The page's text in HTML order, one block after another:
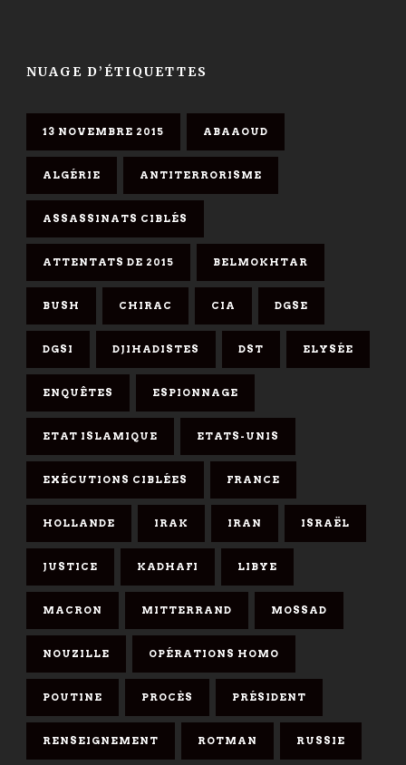
NUAGE D’ÉTIQUETTES
13 NOVEMBRE 2015 ABAAOUD
ALGÉRIE ANTITERRORISME
ASSASSINATS CIBLÉS
ATTENTATS DE 2015 BELMOKHTAR
BUSH CHIRAC CIA DGSE
DGSI DJIHADISTES DST ELYSÉE
ENQUÊTES ESPIONNAGE
ETAT ISLAMIQUE ETATS-UNIS
EXÉCUTIONS CIBLÉES FRANCE
HOLLANDE IRAK IRAN ISRAËL
JUSTICE KADHAFI LIBYE
MACRON MITTERRAND MOSSAD
NOUZILLE OPÉRATIONS HOMO
POUTINE PROCÈS PRÉSIDENT
RENSEIGNEMENT ROTMAN RUSSIE